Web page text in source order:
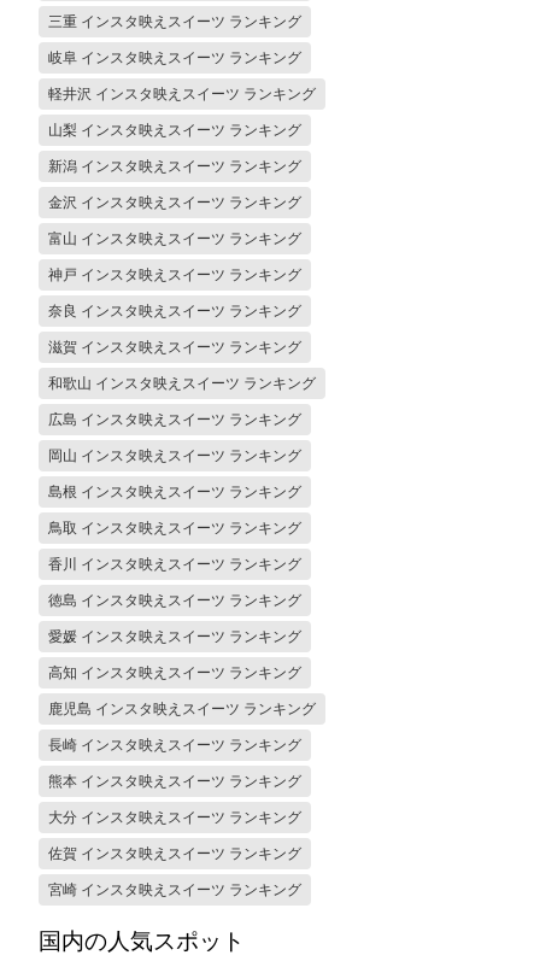
三重 インスタ映えスイーツ ランキング
岐阜 インスタ映えスイーツ ランキング
軽井沢 インスタ映えスイーツ ランキング
山梨 インスタ映えスイーツ ランキング
新潟 インスタ映えスイーツ ランキング
金沢 インスタ映えスイーツ ランキング
富山 インスタ映えスイーツ ランキング
神戸 インスタ映えスイーツ ランキング
奈良 インスタ映えスイーツ ランキング
滋賀 インスタ映えスイーツ ランキング
和歌山 インスタ映えスイーツ ランキング
広島 インスタ映えスイーツ ランキング
岡山 インスタ映えスイーツ ランキング
島根 インスタ映えスイーツ ランキング
鳥取 インスタ映えスイーツ ランキング
香川 インスタ映えスイーツ ランキング
徳島 インスタ映えスイーツ ランキング
愛媛 インスタ映えスイーツ ランキング
高知 インスタ映えスイーツ ランキング
鹿児島 インスタ映えスイーツ ランキング
長崎 インスタ映えスイーツ ランキング
熊本 インスタ映えスイーツ ランキング
大分 インスタ映えスイーツ ランキング
佐賀 インスタ映えスイーツ ランキング
宮崎 インスタ映えスイーツ ランキング
国内の人気スポット